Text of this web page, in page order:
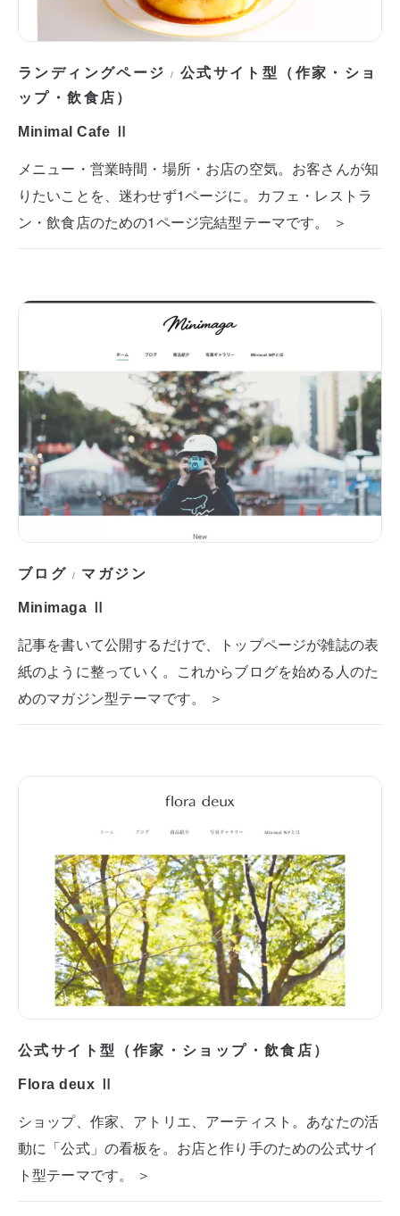
ランディングページ / 公式サイト型（作家・ショ
ップ・飲食店）
Minimal Cafe Ⅱ
メニュー・営業時間・場所・お店の空気。お客さんが知
りたいことを、迷わせず1ページに。カフェ・レストラ
ン・飲食店のための1ページ完結型テーマです。 ＞
ブログ / マガジン
Minimaga Ⅱ
記事を書いて公開するだけで、トップページが雑誌の表
紙のように整っていく。これからブログを始める人のた
めのマガジン型テーマです。 ＞
公式サイト型（作家・ショップ・飲食店）
Flora deux Ⅱ
ショップ、作家、アトリエ、アーティスト。あなたの活
動に「公式」の看板を。お店と作り手のための公式サイ
ト型テーマです。 ＞